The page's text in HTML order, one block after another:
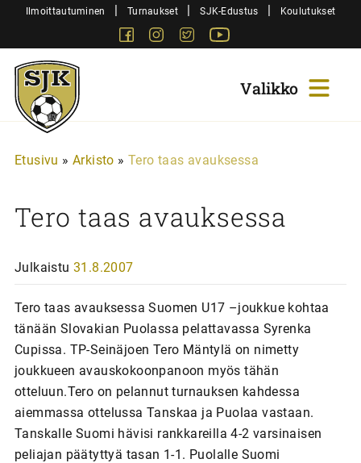
SiirryIlmoittautuminen | Turnaukset | SJK-Edustus | Koulutukset
FacebookInstagram
Twitter
Sjk-
Juniorit
Etusivu » Arkisto » Tero taas avauksessa
Tero taas avauksessa
Julkaistu 31.8.2007
Tero taas avauksessa Suomen U17 –joukkue kohtaa
tänään Slovakian Puolassa pelattavassa Syrenka
Cupissa. TP-Seinäjoen Tero Mäntylä on nimetty
joukkueen avauskokoonpanoon myös tähän
otteluun.Tero on pelannut turnauksen kahdessa
aiemmassa ottelussa Tanskaa ja Puolaa vastaan.
Tanskalle Suomi hävisi rankkareilla 4-2 varsinaisen
peliajan päätyttyä tasan 1-1. Puolalle Suomi